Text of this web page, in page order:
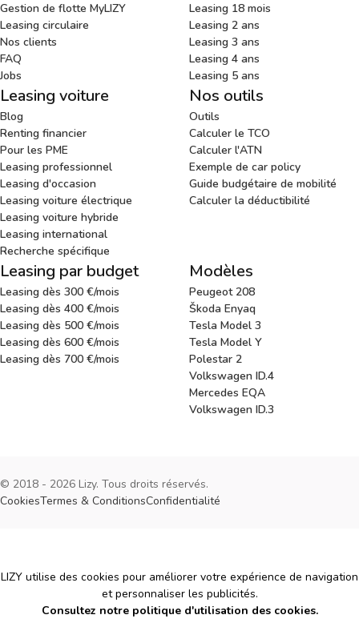
Gestion de flotte MyLIZY
Leasing circulaire
Nos clients
FAQ
Jobs
Leasing 18 mois
Leasing 2 ans
Leasing 3 ans
Leasing 4 ans
Leasing 5 ans
Leasing voiture
Blog
Renting financier
Pour les PME
Leasing professionnel
Leasing d'occasion
Leasing voiture électrique
Leasing voiture hybride
Leasing international
Recherche spécifique
Nos outils
Outils
Calculer le TCO
Calculer l'ATN
Exemple de car policy
Guide budgétaire de mobilité
Calculer la déductibilité
Leasing par budget
Leasing dès 300 €/mois
Leasing dès 400 €/mois
Leasing dès 500 €/mois
Leasing dès 600 €/mois
Leasing dès 700 €/mois
Modèles
Peugeot 208
Škoda Enyaq
Tesla Model 3
Tesla Model Y
Polestar 2
Volkswagen ID.4
Mercedes EQA
Volkswagen ID.3
© 2018 - 2026 Lizy. Tous droits réservés.
CookiesTermes & ConditionsConfidentialité
Cookies
LIZY utilise des cookies pour améliorer votre expérience de navigation
et personnaliser les publicités.
Consultez notre politique d'utilisation des cookies.